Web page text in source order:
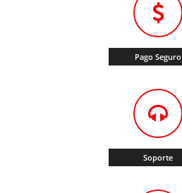
Pago Seguro
Soporte